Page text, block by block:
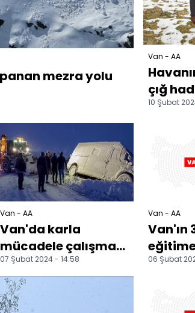
mezra yolu
Van - AA
çığ
daha
10 Şubat
Van - AA
Van'da karla
mücadele çalışması
sürüyor
07 Şubat 2024 - 14:58
Van - AA
Van'ın
06 Şubat